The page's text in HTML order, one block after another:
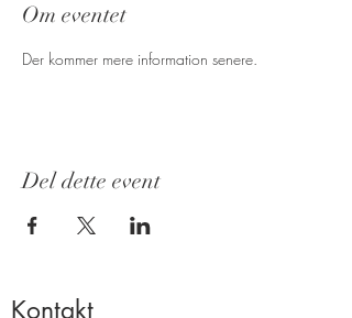
Om eventet
Der kommer mere information senere.
Del dette event
Kontakt